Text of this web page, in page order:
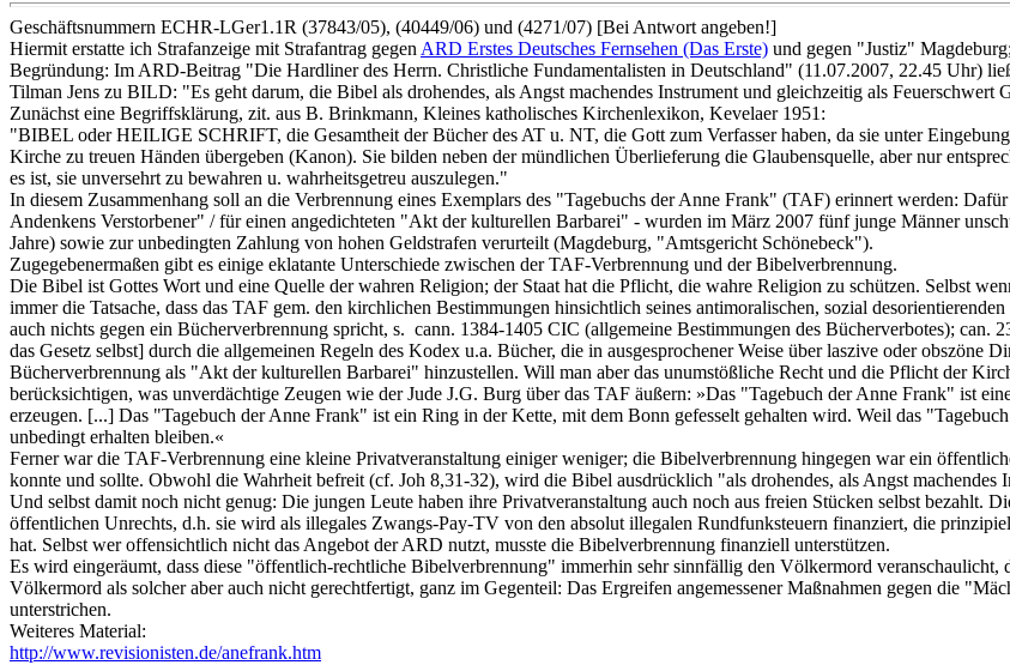
Geschäftsnummern ECHR-LGer1.1R (37843/05), (40449/06) und (4271/07) [Bei Antwort angeben!]
Hiermit erstatte ich Strafanzeige mit Strafantrag gegen ARD Erstes Deutsches Fernsehen (Das Erste) und gegen "Justiz"
Begründung: Im ARD-Beitrag "Die Hardliner des Herrn. Christliche Fundamentalisten in Deutschland" (11.07.2007, 22.45 Uhr)
Tilman Jens zu BILD: "Es geht darum, die Bibel als drohendes, als Angst machendes Instrument und gleichzeitig als Feuerschwert
Zunächst eine Begriffsklärung, zit. aus B. Brinkmann, Kleines katholisches Kirchenlexikon, Kevelaer 1951:
"BIBEL oder HEILIGE SCHRIFT, die Gesamtheit der Bücher des AT u. NT, die Gott zum Verfasser haben, da sie unter
Kirche zu treuen Händen übergeben (Kanon). Sie bilden neben der mündlichen Überlieferung die Glaubensquelle, aber nur
es ist, sie unversehrt zu bewahren u. wahrheitsgetreu auszulegen."
In diesem Zusammenhang soll an die Verbrennung eines Exemplars des "Tagebuchs der Anne Frank" (TAF) erinnert werden:
Andenkens Verstorbener" / für einen angedichteten "Akt der kulturellen Barbarei" - wurden im März 2007 fünf junge Männer
Jahre) sowie zur unbedingten Zahlung von hohen Geldstrafen verurteilt (Magdeburg, "Amtsgericht Schönebeck").
Zugegebenermaßen gibt es einige eklatante Unterschiede zwischen der TAF-Verbrennung und der Bibelverbrennung.
Die Bibel ist Gottes Wort und eine Quelle der wahren Religion; der Staat hat die Pflicht, die wahre Religion zu schützen. Selbst
immer die Tatsache, dass das TAF gem. den kirchlichen Bestimmungen hinsichtlich seines antimoralischen, sozial
auch nichts gegen ein Bücherverbrennung spricht, s. cann. 1384-1405 CIC (allgemeine Bestimmungen des Bücherverbotes);
das Gesetz selbst] durch die allgemeinen Regeln des Kodex u.a. Bücher, die in ausgesprochener Weise über laszive oder obszöne
Bücherverbrennung als "Akt der kulturellen Barbarei" hinzustellen. Will man aber das unumstößliche Recht und die Pflicht der
berücksichtigen, was unverdächtige Zeugen wie der Jude J.G. Burg über das TAF äußern: »Das "Tagebuch der Anne Frank" ist
erzeugen. [...] Das "Tagebuch der Anne Frank" ist ein Ring in der Kette, mit dem Bonn gefesselt gehalten wird. Weil das
unbedingt erhalten bleiben.«
Ferner war die TAF-Verbrennung eine kleine Privatveranstaltung einiger weniger; die Bibelverbrennung hingegen war ein
konnte und sollte. Obwohl die Wahrheit befreit (cf. Joh 8,31-32), wird die Bibel ausdrücklich "als drohendes, als Angst machendes
Und selbst damit noch nicht genug: Die jungen Leute haben ihre Privatveranstaltung auch noch aus freien Stücken selbst bezahlt.
öffentlichen Unrechts, d.h. sie wird als illegales Zwangs-Pay-TV von den absolut illegalen Rundfunksteuern finanziert, die
hat. Selbst wer offensichtlich nicht das Angebot der ARD nutzt, musste die Bibelverbrennung finanziell unterstützen.
Es wird eingeräumt, dass diese "öffentlich-rechtliche Bibelverbrennung" immerhin sehr sinnfällig den Völkermord
Völkermord als solcher aber auch nicht gerechtfertigt, ganz im Gegenteil: Das Ergreifen angemessener Maßnahmen gegen die
unterstrichen.
Weiteres Material:
http://www.revisionisten.de/anefrank.htm